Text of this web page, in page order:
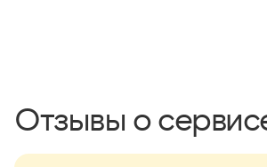
Отзывы о